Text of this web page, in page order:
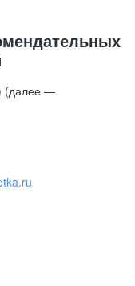
(далее —